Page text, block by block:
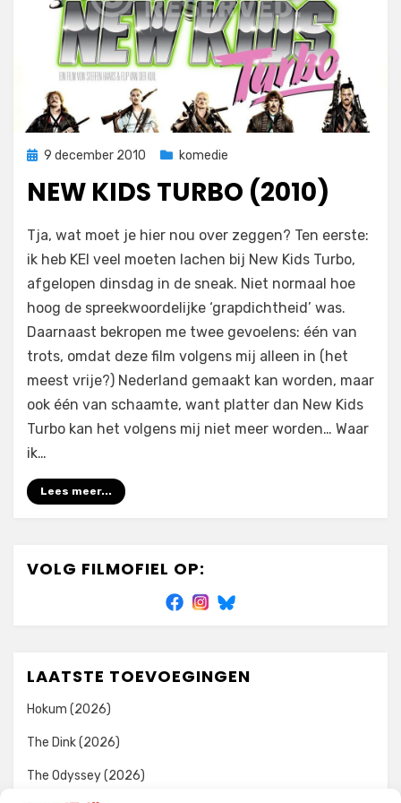
Geplaatst
9 december 2010 komedie
NEW KIDS TURBO (2010)
Filmofiel.nl
1 reactie
Kids
Turbo
(2010)
Tja, wat moet je hier nou over zeggen? Ten eerste:
ik heb KEI veel moeten lachen bij New Kids Turbo,
afgelopen dinsdag in de sneak. Niet normaal hoe
hoog de spreekwoordelijke ‘grapdichtheid’ was.
Daarnaast bekropen me twee gevoelens: één van
trots, omdat deze film volgens mij alleen in (het
meest vrije?) Nederland gemaakt kan worden, maar
ook één van schaamte, want platter dan New Kids
Turbo kan het volgens mij niet meer worden… Waar
ik…
Lees meer...
VOLG FILMOFIEL OP:
LAATSTE TOEVOEGINGEN
Hokum (2026)
The Dink (2026)
The Odyssey (2026)